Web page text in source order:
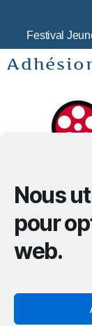
Nous
pour
web.
Festival
25 € pour 5
Gratuit pour